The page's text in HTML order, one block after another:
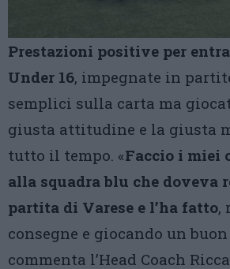
Prestazioni positive per
Under 16, impegnate in
semplici sulla carta ma
giusta attitudine e la giusta
tutto il tempo. «Faccio i miei
alla squadra blu che doveva
partita di Varese e l’ha fatto,
consegne e giocando un
commenta l’Head Coach